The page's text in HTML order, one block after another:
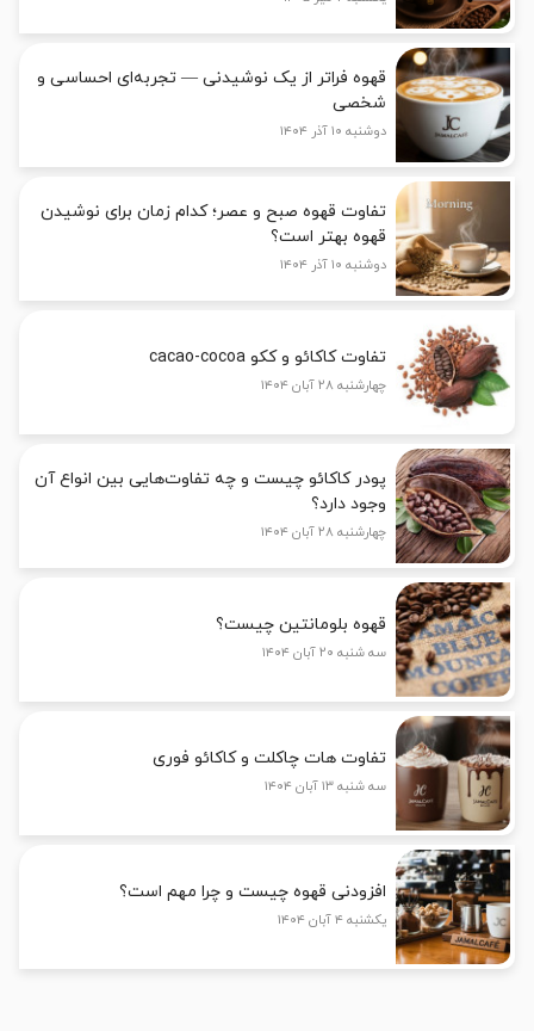
قهوه فراتر از یک نوشیدنی — تجربه‌ای احساسی و
شخصی
دوشنبه ۱۰ آذر ۱۴۰۴
تفاوت قهوه صبح و عصر؛ کدام زمان برای نوشیدن
قهوه بهتر است؟
دوشنبه ۱۰ آذر ۱۴۰۴
تفاوت کاکائو و ککو cacao-cocoa
چهارشنبه ۲۸ آبان ۱۴۰۴
پودر کاکائو چیست و چه تفاوت‌هایی بین انواع آن
وجود دارد؟
چهارشنبه ۲۸ آبان ۱۴۰۴
قهوه بلومانتین چیست؟
سه شنبه ۲۰ آبان ۱۴۰۴
تفاوت هات چاکلت و کاکائو فوری
سه شنبه ۱۳ آبان ۱۴۰۴
افزودنی قهوه چیست و چرا مهم است؟
یکشنبه ۴ آبان ۱۴۰۴